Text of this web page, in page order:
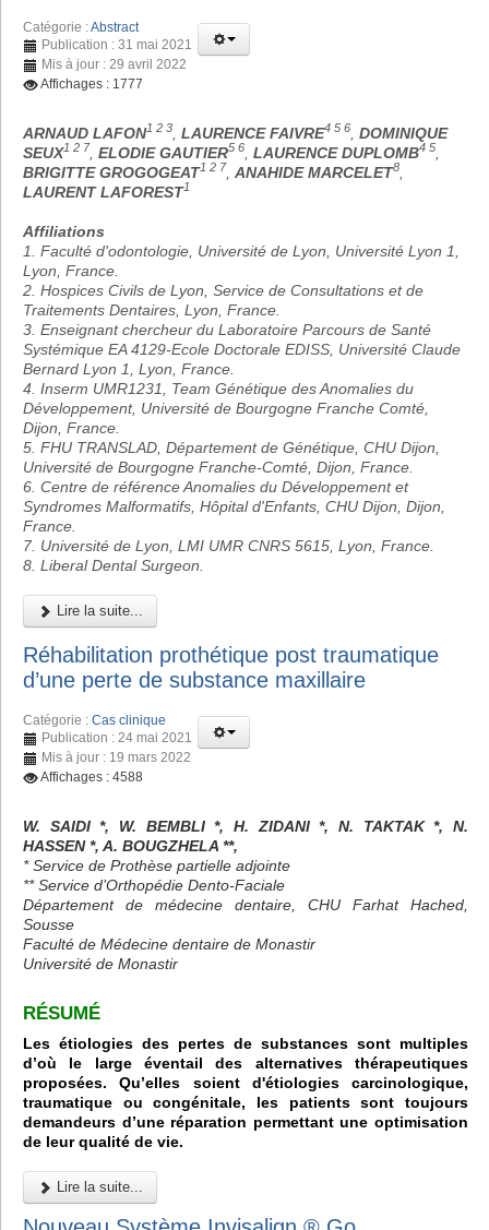
Catégorie :Abstract
Publication : 31 mai 2021
Mis à jour : 29 avril 2022
Affichages : 1777
ARNAUD LAFON1 2 3 LAURENCE FAIVRE4 5 6
DOMINIQUE
SEUX1 2 7 ELODIE GAUTIER5 6 LAURENCE DUPLOMB4 5
BRIGITTE GROGOGEAT1 2 7 ANAHIDE MARCELET8
LAURENT LAFOREST1
Affiliations
1. Faculté d'odontologie, Université de Lyon, Université Lyon 1,
Lyon, France.
2. Hospices Civils de Lyon, Service de Consultations et de
Traitements Dentaires, Lyon, France.
3. Enseignant chercheur du Laboratoire Parcours de Santé
Systémique EA 4129-Ecole Doctorale EDISS, Université Claude
Bernard Lyon 1, Lyon, France.
4. Inserm UMR1231, Team Génétique des Anomalies du
Développement, Université de Bourgogne Franche Comté,
Dijon, France.
5. FHU TRANSLAD, Département de Génétique, CHU Dijon,
Université de Bourgogne Franche-Comté, Dijon, France.
6. Centre de référence Anomalies du Développement et
Syndromes Malformatifs, Hôpital d'Enfants, CHU Dijon, Dijon,
France.
7. Université de Lyon, LMI UMR CNRS 5615, Lyon, France.
8. Liberal Dental Surgeon.
Lire la suite...
Réhabilitation prothétique post traumatique
d’une perte de substance maxillaire
Catégorie : Cas clinique
Publication : 24 mai 2021
Mis à jour : 19 mars 2022
Affichages : 4588
W. SAIDI *, W. BEMBLI *, H. ZIDANI *, N. TAKTAK *, N.
HASSEN *, A. BOUGZHELA **,
* Service de Prothèse partielle adjointe
** Service d’Orthopédie Dento-Faciale
Département de médecine dentaire, CHU Farhat Hached,
Sousse
Faculté de Médecine dentaire de Monastir
Université de Monastir
RÉSUMÉ
Les étiologies des pertes de substances sont multiples
d’où le large éventail des alternatives thérapeutiques
proposées. Qu’elles soient d'étiologies carcinologique,
traumatique ou congénitale, les patients sont toujours
demandeurs d’une réparation permettant une optimisation
de leur qualité de vie.
Lire la suite...